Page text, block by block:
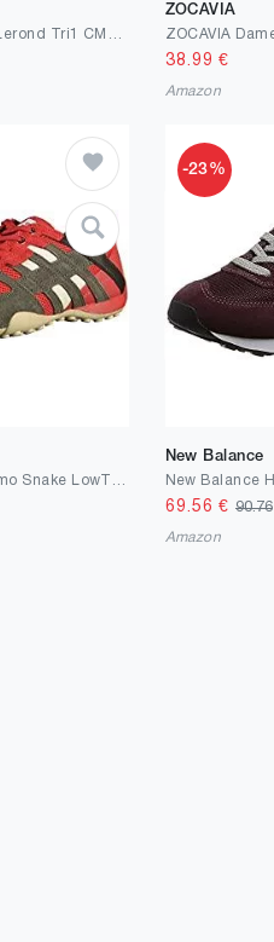
ZOCAVIA
38.99 €
Amazon
-23%
New Balance
69.56 € 90.76
Amazon